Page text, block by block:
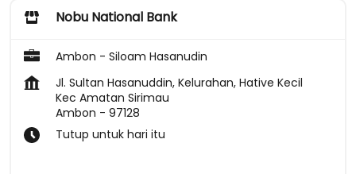
Nobu National Bank
Ambon - Siloam Hasanudin
Jl. Sultan Hasanuddin, Kelurahan, Hative Kecil
Kec Amatan Sirimau
Ambon - 97128
Tutup untuk hari itu